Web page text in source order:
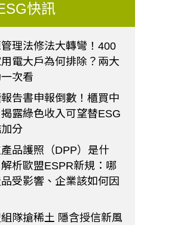
快訊
理法修法大轉彎！400
電大戶為何排除？兩大
次看
告書申報倒數！櫃買中
露綠色收入可望替ESG
分
品護照（DPP）是什
析歐盟ESPR新規：哪
受影響、企業該如何因
隊搶稀土 隱含授信新風